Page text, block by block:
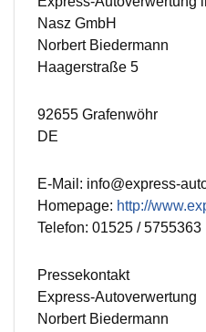
Nasz GmbH
Norbert Biedermann
Haagerstraße 5
92655 Grafenwöhr
DE
E-Mail: info@express-
Homepage: http://
Telefon: 01525 / 5755363
Pressekontakt
Express-Autoverwertung
Norbert Biedermann